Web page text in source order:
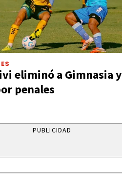
eliminó a Gimnasia y
penales
PUBLICIDAD